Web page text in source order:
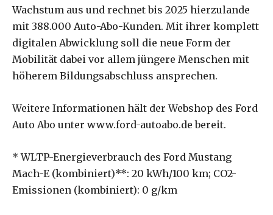
Wachstum aus und rechnet bis 2025 hierzulande
mit 388.000 Auto-Abo-Kunden. Mit ihrer komplett
digitalen Abwicklung soll die neue Form der
Mobilität dabei vor allem jüngere Menschen mit
höherem Bildungsabschluss ansprechen.
Weitere Informationen hält der Webshop des Ford
Auto Abo unter www.ford-autoabo.de bereit.
* WLTP-Energieverbrauch des Ford Mustang
Mach-E (kombiniert)**: 20 kWh/100 km; CO2-
Emissionen (kombiniert): 0 g/km